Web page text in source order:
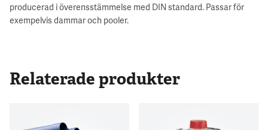
producerad i överensstämmelse med DIN standard. Passar för
exempelvis dammar och pooler.
Relaterade produkter